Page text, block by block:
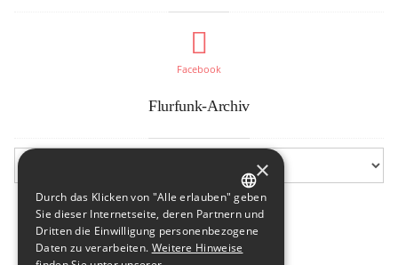
Facebook
Flurfunk-Archiv
GERMAN
ENGLISH
×
Durch das Klicken von "Alle erlauben" geben
Sie dieser Internetseite, deren Partnern und
Dritten die Einwilligung personenbezogene
Daten zu verarbeiten. Weitere Hinweise